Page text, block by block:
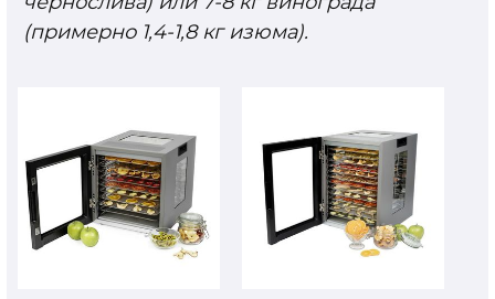
(примерно 1,4-1,8 кг изюма).